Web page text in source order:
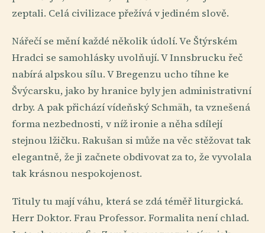
zeptali. Celá civilizace přežívá v jediném slově.
Nářečí se mění každé několik údolí. Ve Štýrském
Hradci se samohlásky uvolňují. V Innsbrucku řeč
nabírá alpskou sílu. V Bregenzu ucho tíhne ke
Švýcarsku, jako by hranice byly jen administrativní
drby. A pak přichází vídeňský Schmäh, ta vznešená
forma nezbednosti, v níž ironie a něha sdílejí
stejnou lžičku. Rakušan si může na věc stěžovat tak
elegantně, že ji začnete obdivovat za to, že vyvolala
tak krásnou nespokojenost.
Tituly tu mají váhu, která se zdá téměř liturgická.
Herr Doktor. Frau Professor. Formalita není chlad.